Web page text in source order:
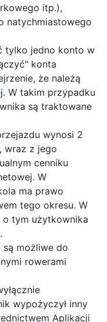
itp.),
natychmiastowego
tylko jedno konto w
konta
że należą
W takim przypadku
są traktowane
wynosi 2
wraz z jego
cenniku
W
ma prawo
tego okresu. W
tym użytkownika
są możliwe do
rowerami
wypożyczył inny
Aplikacji